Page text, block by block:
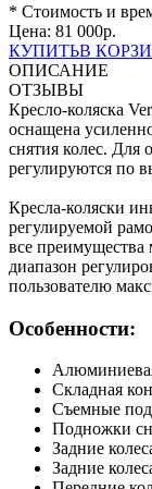
* Стоимость и
Цена: 81 000р.
КУПИТЬВ
ОПИСАНИЕ
ОТЗЫВЫ
Кресло-коляска
оснащена
снятия колес. Для
регулируются по
Кресла-коляски
регулируемой
все
диапазон
пользователю
Особенности:
Складная
Съемные
Подножки
Задние
Задние